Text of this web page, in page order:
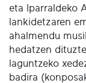
eta Iparraldeko
lankidetzaren
ahalmendu
hedatzen
laguntzeko
badira